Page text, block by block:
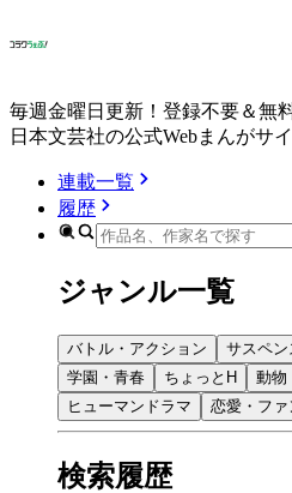
毎週金曜日更新！登録不要＆無
日本文芸社の公式Webまんがサイ
連載一覧
履歴
ジャンル一覧
バトル・アクション サスペン
学園・青春
ちょっとH 動物
ヒューマンドラマ
恋愛・ファ
検索履歴